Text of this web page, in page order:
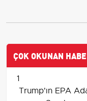
ÇOK OKUNAN
1
Trump'ın EPA